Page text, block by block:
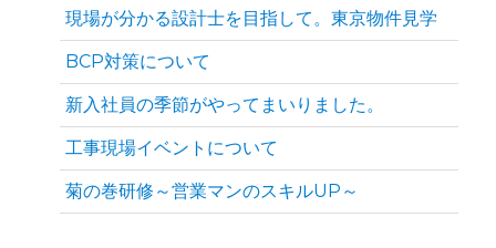
現場が分かる設計士を目指して。東京物件見学
BCP対策について
新入社員の季節がやってまいりました。
工事現場イベントについて
菊の巻研修～営業マンのスキルUP～